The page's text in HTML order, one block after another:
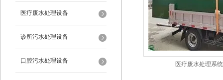
医疗废水处理设备
诊所污水处理设备
口腔污水处理设备 医疗废水处理系统